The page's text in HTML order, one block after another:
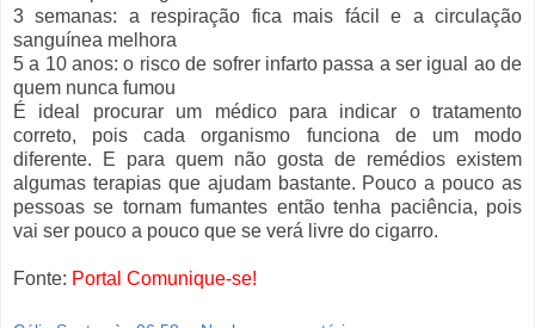
3 semanas: a respiração fica mais fácil e a circulação
sanguínea melhora
5 a 10 anos: o risco de sofrer infarto passa a ser igual ao de
quem nunca fumou
É ideal procurar um médico para indicar o tratamento
correto, pois cada organismo funciona de um modo
diferente. E para quem não gosta de remédios existem
algumas terapias que ajudam bastante. Pouco a pouco as
pessoas se tornam fumantes então tenha paciência, pois
vai ser pouco a pouco que se verá livre do cigarro.
Fonte: Portal Comunique-se!